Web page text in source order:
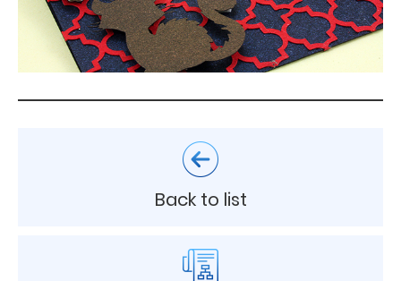
Back to list